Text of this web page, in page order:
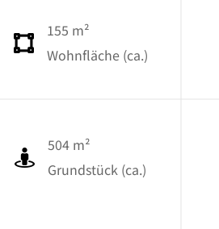
155 m²
Wohnfläche (ca.)
504 m²
Grundstück (ca.)